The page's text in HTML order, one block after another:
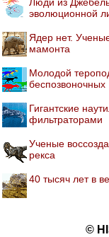
эволюционной
Ядер нет.
мамонта
Молодой
беспозвоночных
Гигантские
фильтраторами
Ученые
рекса
40 тысяч лет в
©